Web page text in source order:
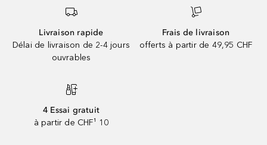
Livraison rapide
Délai de livraison de 2-4 jours
ouvrables
Frais de livraison
offerts à partir de 49,95 CHF
4 Essai gratuit
à partir de CHF¹ 10